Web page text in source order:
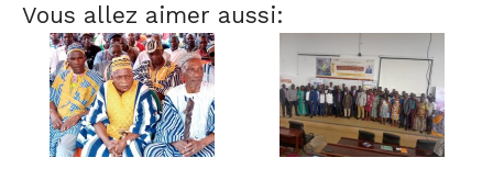
Vous allez aimer aussi: